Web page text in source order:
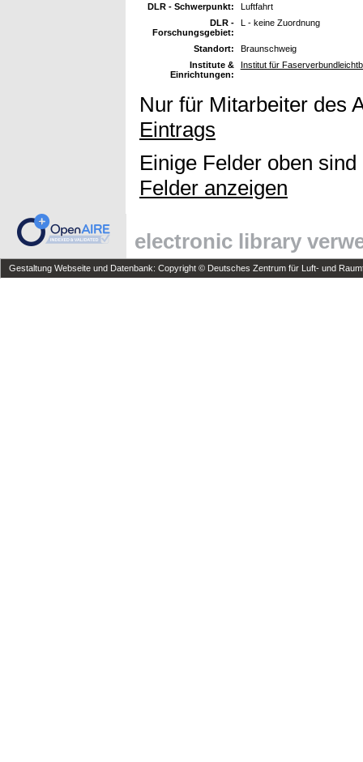
DLR - Schwerpunkt:
Luftfahrt
DLR -
Forschungsgebiet:
L - keine Zuordnung
Standort:
Braunschweig
Institute &
Einrichtungen:
Institut für
Nur für Mitarbeiter des
Eintrags
Einige Felder oben
Felder anzeigen
electronic library
Gestaltung Webseite und Datenbank: Copyright © Deutsches Zentrum für Luft- und